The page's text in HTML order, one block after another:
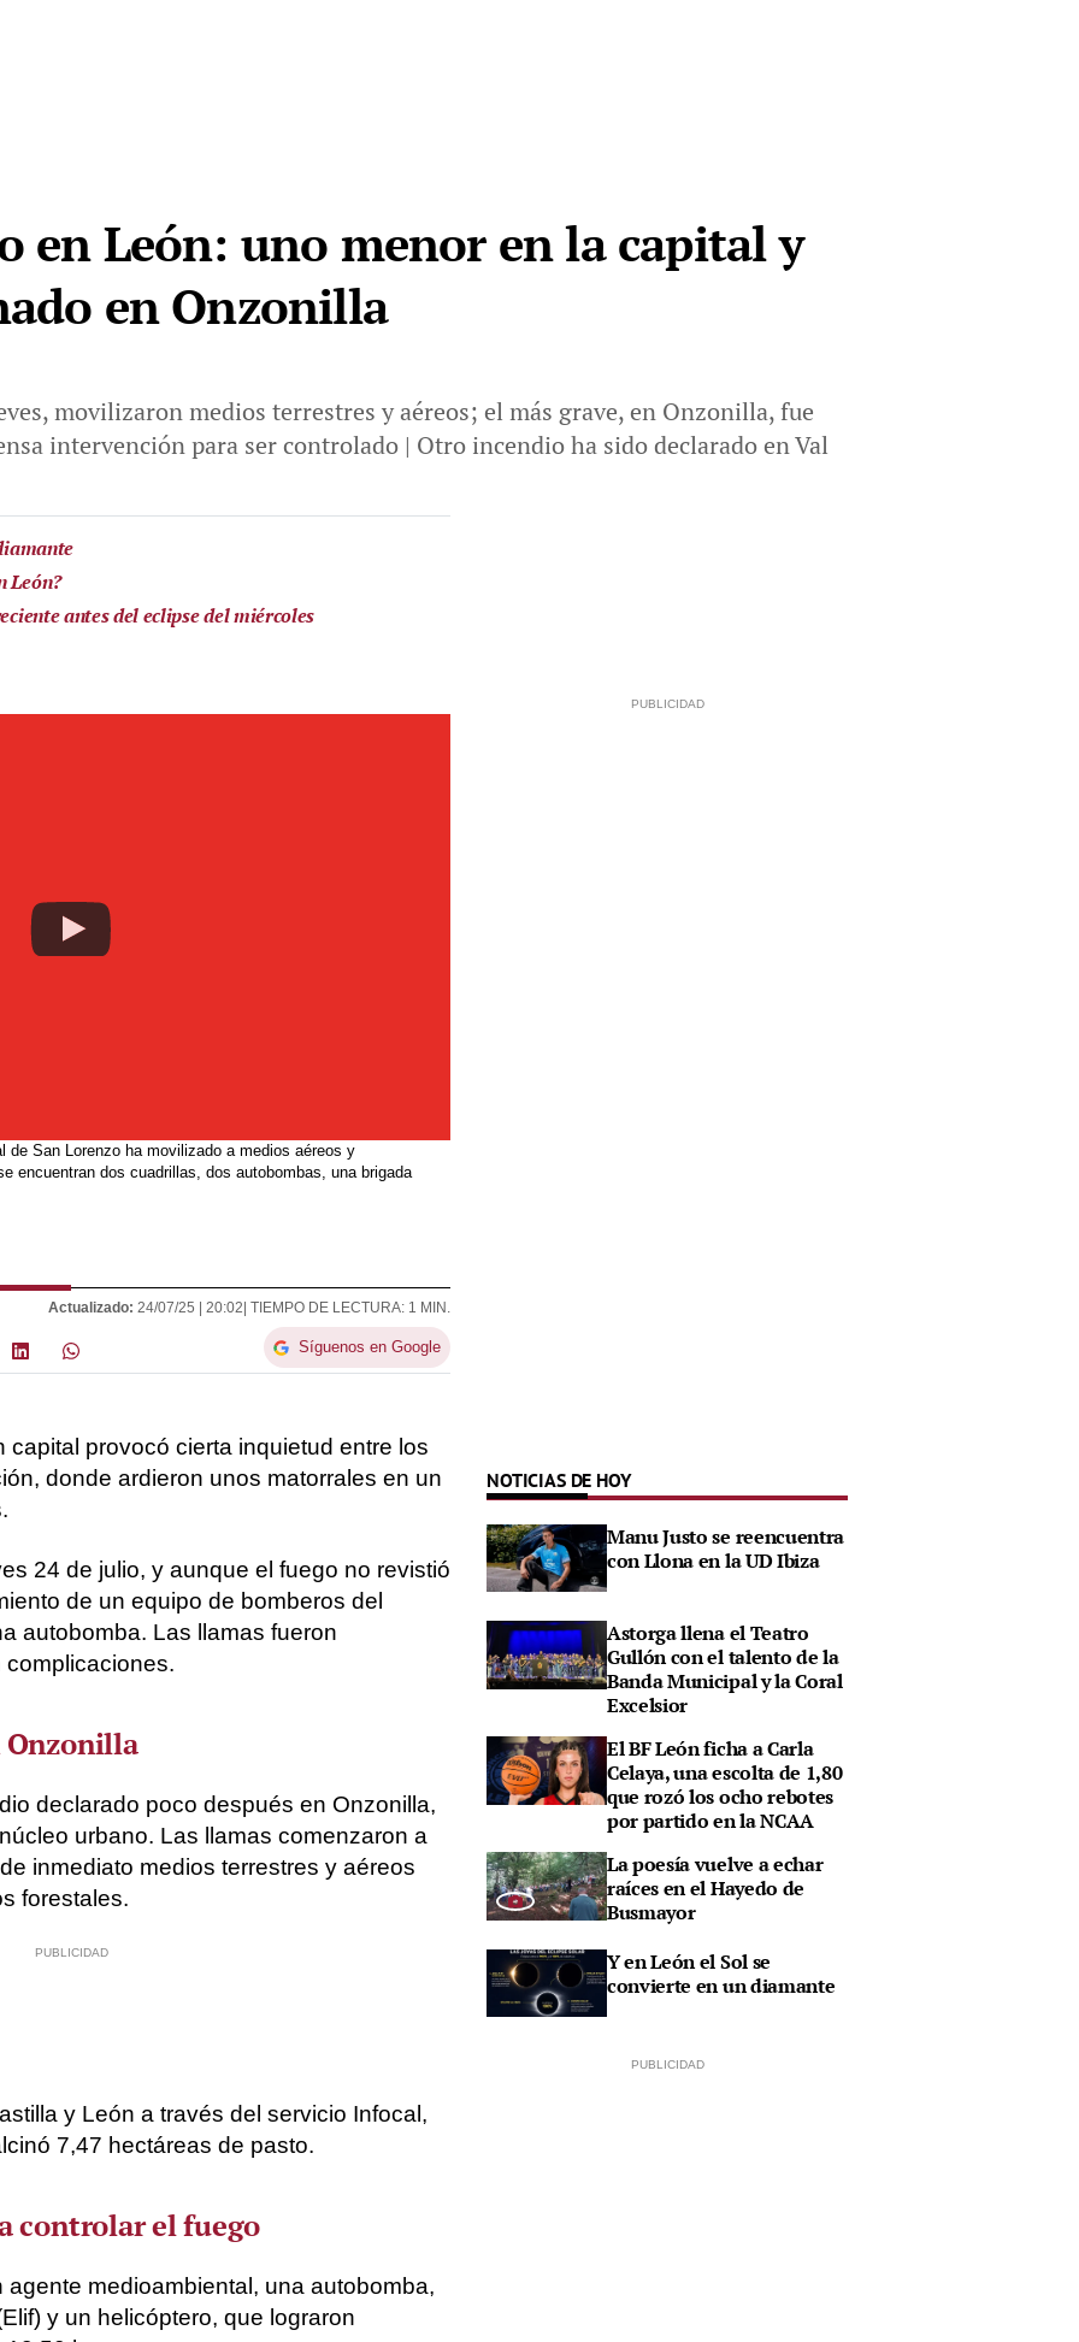
en León: uno menor en la capital y
en Onzonilla
movilizaron medios terrestres y aéreos; el más grave, en Onzonilla, fue
intervención para ser controlado | Otro incendio ha sido declarado en Val
León?
antes del eclipse del miércoles
de San Lorenzo ha movilizado a medios aéreos y
encuentran dos cuadrillas, dos autobombas, una brigada
Actualizado: 24/07/25 | 20:02 | TIEMPO DE LECTURA: 1 MIN.
Síguenos en Google
provocó cierta inquietud entre los
donde ardieron unos matorrales en un
24 de julio, y aunque el fuego no revistió
de un equipo de bomberos del
autobomba. Las llamas fueron
Onzonilla
declarado poco después en Onzonilla,
urbano. Las llamas comenzaron a
inmediato medios terrestres y aéreos
forestales.
y León a través del servicio Infocal,
7,47 hectáreas de pasto.
controlar el fuego
medioambiental, una autobomba,
y un helicóptero, que lograron
NOTICIAS DE HOY
Manu Justo se reencuentra
con Llona en la UD Ibiza
Astorga llena el Teatro
Gullón con el talento de la
Banda Municipal y la Coral
Excelsior
El BF León ficha a Carla
Celaya, una escolta de 1,80
que rozó los ocho rebotes
por partido en la NCAA
La poesía vuelve a echar
raíces en el Hayedo de
Busmayor
Y en León el Sol se
convierte en un diamante